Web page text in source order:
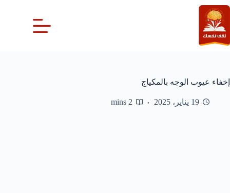
التجاوز
إلى
المحتوى
إخفاء عيوب الوجه بالمكياج
19 يناير، 2025 2 mins